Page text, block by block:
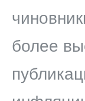
более